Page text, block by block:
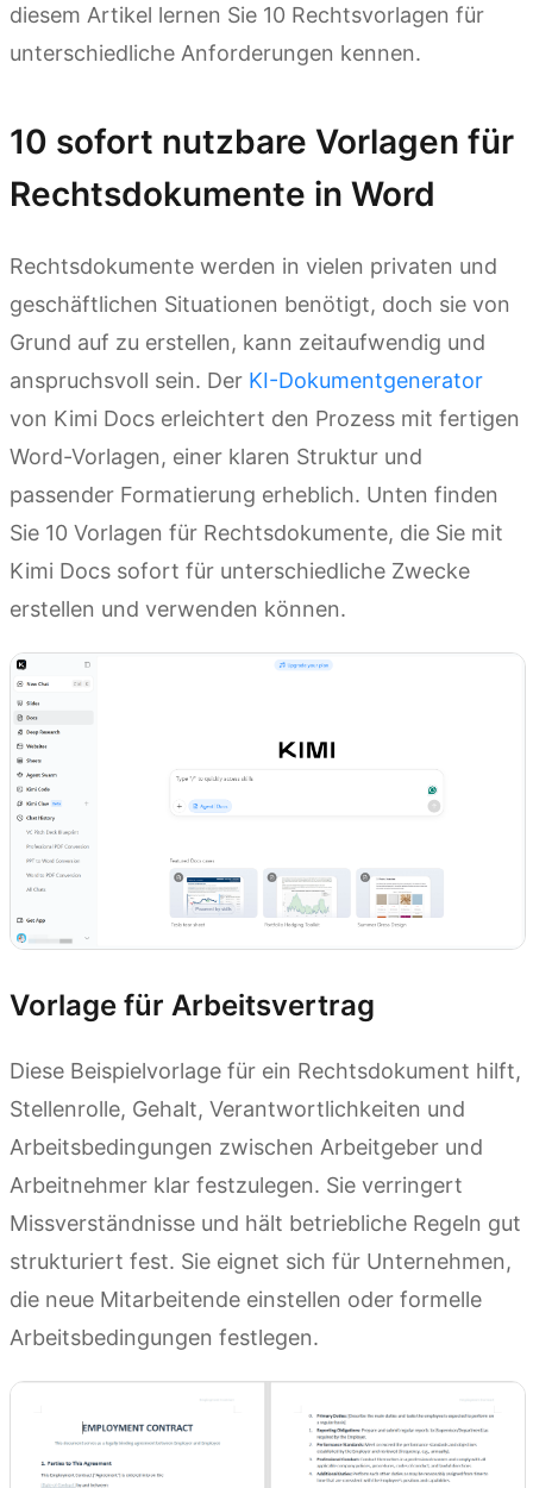
diesem Artikel lernen Sie 10 Rechtsvorlagen für
unterschiedliche Anforderungen kennen.
10 sofort nutzbare Vorlagen für
Rechtsdokumente in Word
Rechtsdokumente werden in vielen privaten und
geschäftlichen Situationen benötigt, doch sie von
Grund auf zu erstellen, kann zeitaufwendig und
anspruchsvoll sein. Der KI-Dokumentgenerator
von Kimi Docs erleichtert den Prozess mit fertigen
Word-Vorlagen, einer klaren Struktur und
passender Formatierung erheblich. Unten finden
Sie 10 Vorlagen für Rechtsdokumente, die Sie mit
Kimi Docs sofort für unterschiedliche Zwecke
erstellen und verwenden können.
Vorlage für Arbeitsvertrag
Diese Beispielvorlage für ein Rechtsdokument hilft,
Stellenrolle, Gehalt, Verantwortlichkeiten und
Arbeitsbedingungen zwischen Arbeitgeber und
Arbeitnehmer klar festzulegen. Sie verringert
Missverständnisse und hält betriebliche Regeln gut
strukturiert fest. Sie eignet sich für Unternehmen,
die neue Mitarbeitende einstellen oder formelle
Arbeitsbedingungen festlegen.